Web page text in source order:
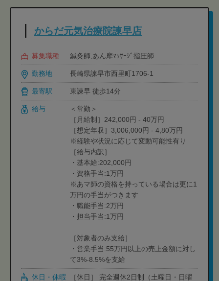
からだ元気治療院諫早店
募集職種 鍼灸師,あん摩ﾏｯｻｰｼﾞ指圧師
勤務地 長崎県諫早市西里町1706-1
最寄駅 東諫早 徒歩14分
給与
＜常勤＞
［月給制］242,000円 - 40万円
［想定年収］3,006,000円 - 4,80万円
※経験や状況に応じて変動可能性有り
［給与内訳］
・基本給:202,000円
・資格手当:1万円
※あマ師の資格を持っている場合は更に1
万円の手当がつきます
・職能手当:2万円
・担当手当:1万円
［対象者のみ支給］
・営業手当:55万円以上の売上金額に対し
て3%-8.5%を支給
休日・休暇
［休日］ 完全週休2日制（土曜日・日曜